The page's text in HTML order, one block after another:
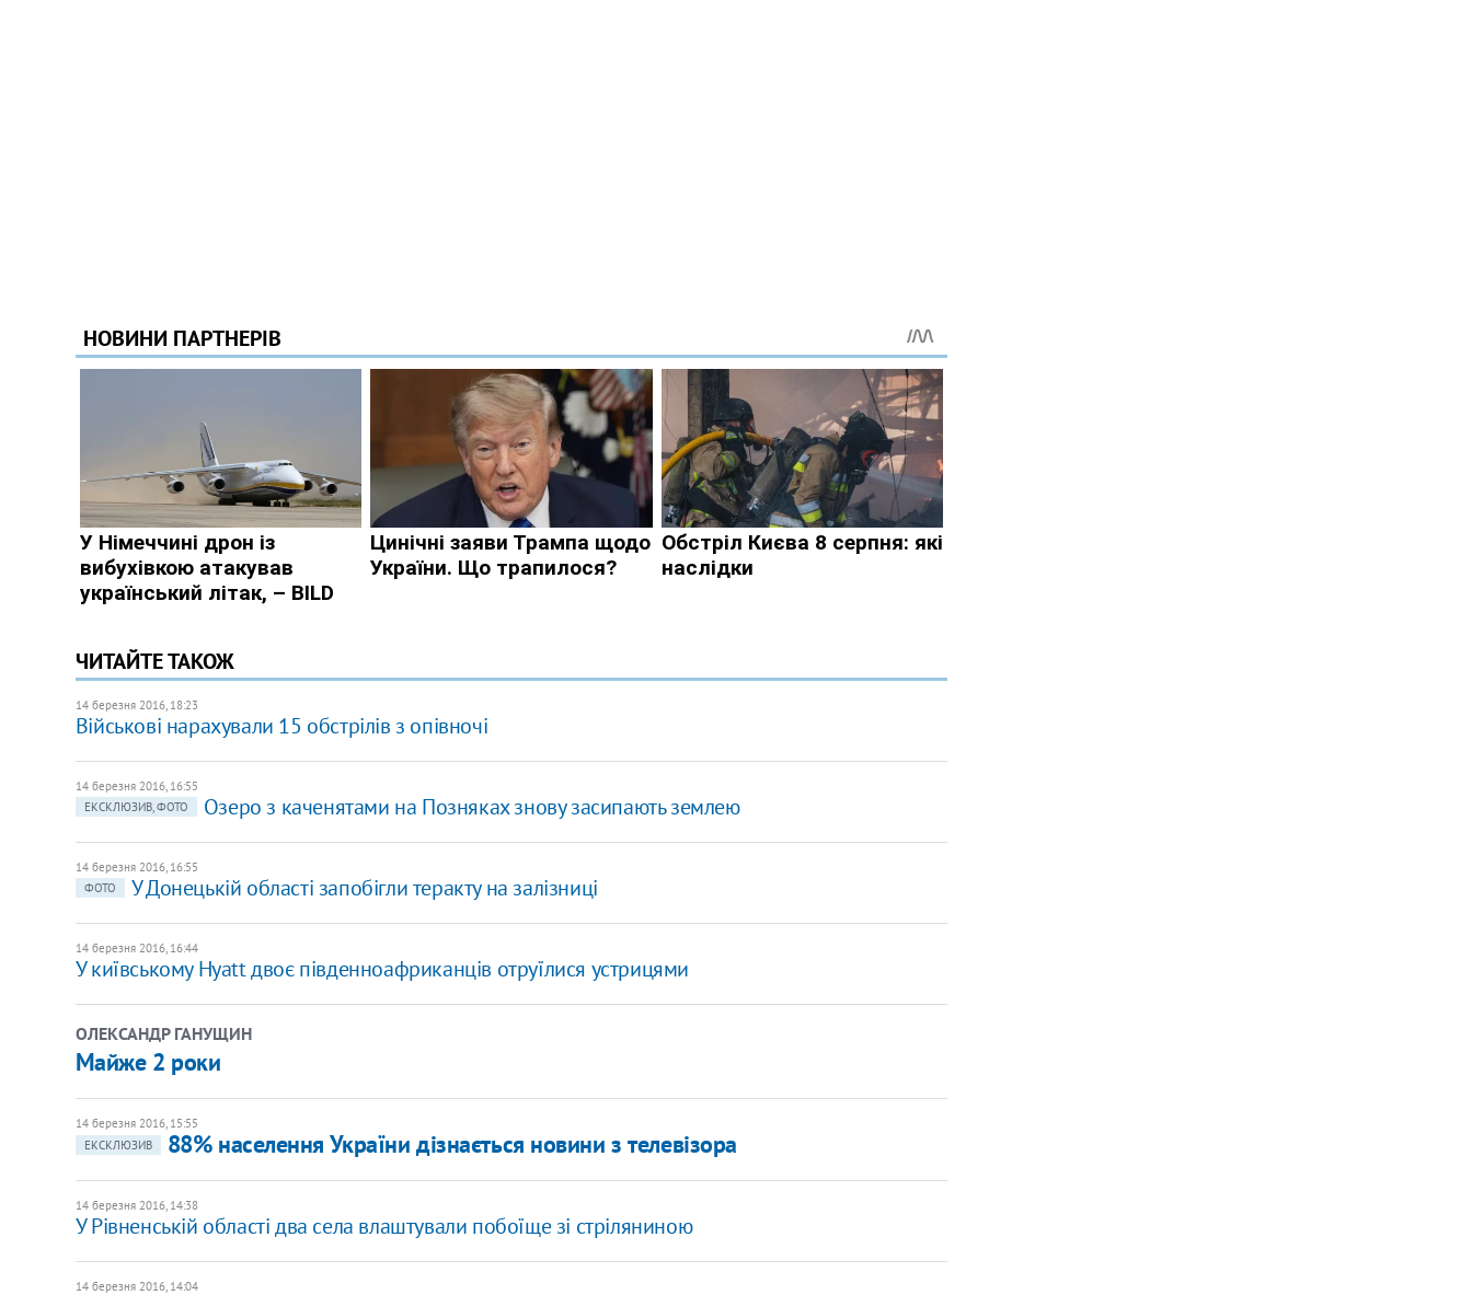
ЧИТАЙТЕ ТАКОЖ
14 березня 2016, 18:23
Військові нарахували 15 обстрілів з опівночі
14 березня 2016, 16:55
ЕКСКЛЮЗИВ, ФОТО
Озеро з каченятами на Позняках знову засипають землею
14 березня 2016, 16:55
ФОТО
У Донецькій області запобігли теракту на залізниці
14 березня 2016, 16:44
У київському Hyatt двоє південноафриканців отруїлися устрицями
ОЛЕКСАНДР ГАНУЩИН
Майже 2 роки
14 березня 2016, 15:55
ЕКСКЛЮЗИВ
88% населення України дізнається новини з телевізора
14 березня 2016, 14:38
У Рівненській області два села влаштували побоїще зі стріляниною
14 березня 2016, 14:04